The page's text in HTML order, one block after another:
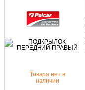
Товара нет в
наличии